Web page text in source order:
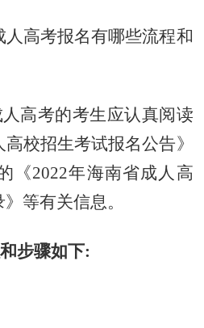
人高考报名有哪些流程和
高考的考生应认真阅读
校招生考试报名公告》
《2022年海南省成人高
等有关信息。
步骤如下: